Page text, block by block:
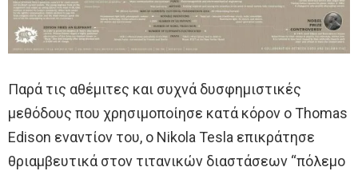
Παρά τις αθέμιτες και συχνά δυσφημιστικές
μεθόδους που χρησιμοποίησε κατά κόρον ο Τhomas
Edison εναντίον του, ο Nikola Tesla επικράτησε
θριαμβευτικά στον τιτανικών διαστάσεων “πόλεμο